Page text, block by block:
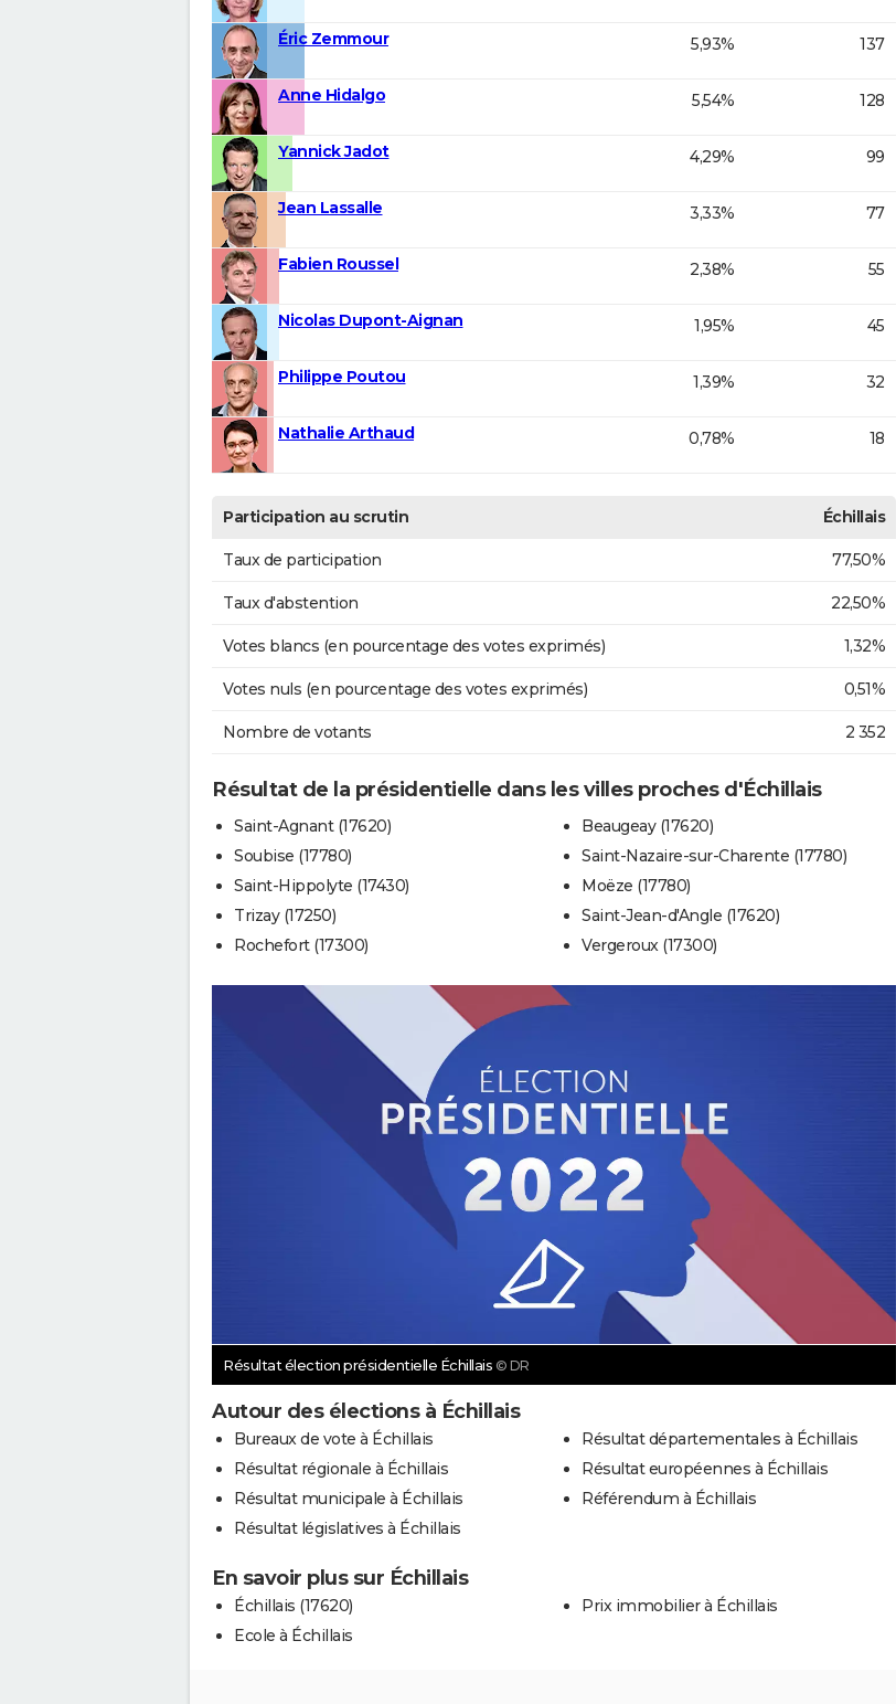
Éric Zemmour 5,93% 137
Anne Hidalgo 5,54% 128
Yannick Jadot 4,29% 99
Jean Lassalle 3,33% 77
Fabien Roussel 2,38% 55
Nicolas Dupont-Aignan 1,95% 45
Philippe Poutou 1,39% 32
Nathalie Arthaud 0,78% 18
Participation au scrutin Échillais
Taux de participation 77,50%
Taux d'abstention 22,50%
Votes blancs (en pourcentage des votes exprimés) 1,32%
Votes nuls (en pourcentage des votes exprimés) 0,51%
Nombre de votants 2 352
Résultat de la présidentielle dans les villes proches d'Échillais
Saint-Agnant (17620)
Soubise (17780)
Saint-Hippolyte (17430)
Trizay (17250)
Rochefort (17300)
Beaugeay (17620)
Saint-Nazaire-sur-Charente (17780)
Moëze (17780)
Saint-Jean-d'Angle (17620)
Vergeroux (17300)
Résultat élection présidentielle Échillais © DR
Autour des élections à Échillais
Bureaux de vote à Échillais
Résultat régionale à Échillais
Résultat municipale à Échillais
Résultat législatives à Échillais
Résultat départementales à Échillais
Résultat européennes à Échillais
Référendum à Échillais
En savoir plus sur Échillais
Échillais (17620)
Ecole à Échillais
Prix immobilier à Échillais